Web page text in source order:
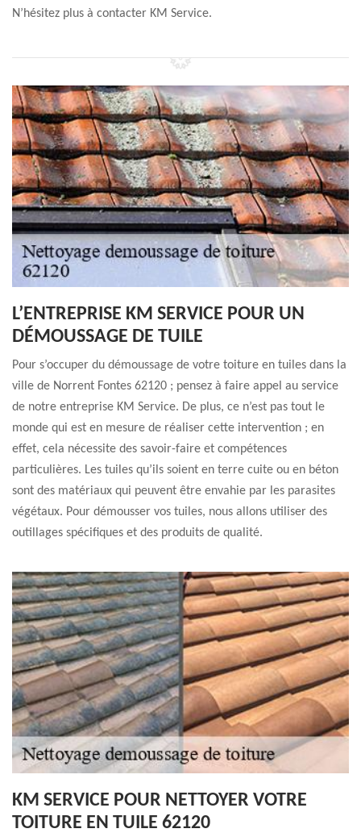
N’hésitez plus à contacter KM Service.
L’ENTREPRISE KM SERVICE POUR UN
DÉMOUSSAGE DE TUILE
Pour s’occuper du démoussage de votre toiture en tuiles dans la
ville de Norrent Fontes 62120 ; pensez à faire appel au service
de notre entreprise KM Service. De plus, ce n’est pas tout le
monde qui est en mesure de réaliser cette intervention ; en
effet, cela nécessite des savoir-faire et compétences
particulières. Les tuiles qu’ils soient en terre cuite ou en béton
sont des matériaux qui peuvent être envahie par les parasites
végétaux. Pour démousser vos tuiles, nous allons utiliser des
outillages spécifiques et des produits de qualité.
KM SERVICE POUR NETTOYER VOTRE
TOITURE EN TUILE 62120